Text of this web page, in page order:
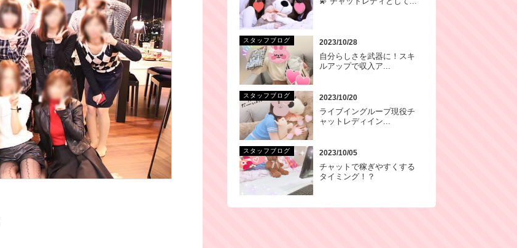
スタッフブログ 2023/10/28
自分らしさを武器に！スキ
ルアップで収入ア...
スタッフブログ 2023/10/20
ライブイングループ現役チ
ャットレディイン...
スタッフブログ 2023/10/05
チャットで稼ぎやすくする
タイミング！？